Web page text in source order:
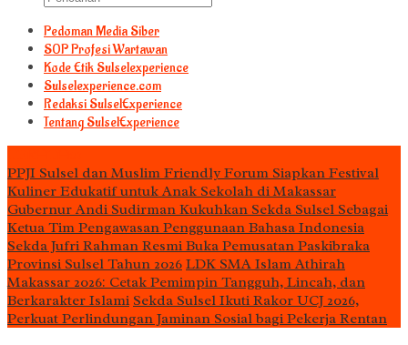
Pedoman Media Siber
S0P Profesi Wartawan
Kode Etik Sulselexperience
Sulselexperience.com
Redaksi SulselExperience
Tentang SulselExperience
PPJI Sulsel dan Muslim Friendly Forum Siapkan Festival
Kuliner Edukatif untuk Anak Sekolah di Makassar
Gubernur Andi Sudirman Kukuhkan Sekda Sulsel Sebagai
Ketua Tim Pengawasan Penggunaan Bahasa Indonesia
Sekda Jufri Rahman Resmi Buka Pemusatan Paskibraka
Provinsi Sulsel Tahun 2026 LDK SMA Islam Athirah
Makassar 2026: Cetak Pemimpin Tangguh, Lincah, dan
Berkarakter Islami Sekda Sulsel Ikuti Rakor UCJ 2026,
Perkuat Perlindungan Jaminan Sosial bagi Pekerja Rentan